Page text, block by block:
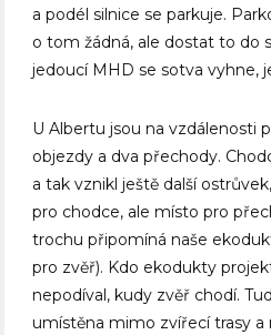
a podél silnice se parkuje.
o tom žádná, ale dostat to do
jedoucí MHD se sotva vyhne,
U Albertu jsou na vzdálenosti
objezdy a dva přechody.
a tak vznikl ještě další
pro chodce, ale místo pro
trochu připomíná naše
pro zvěř). Kdo ekodukty
nepodíval, kudy zvěř chodí.
umístěna mimo zvířecí trasy a